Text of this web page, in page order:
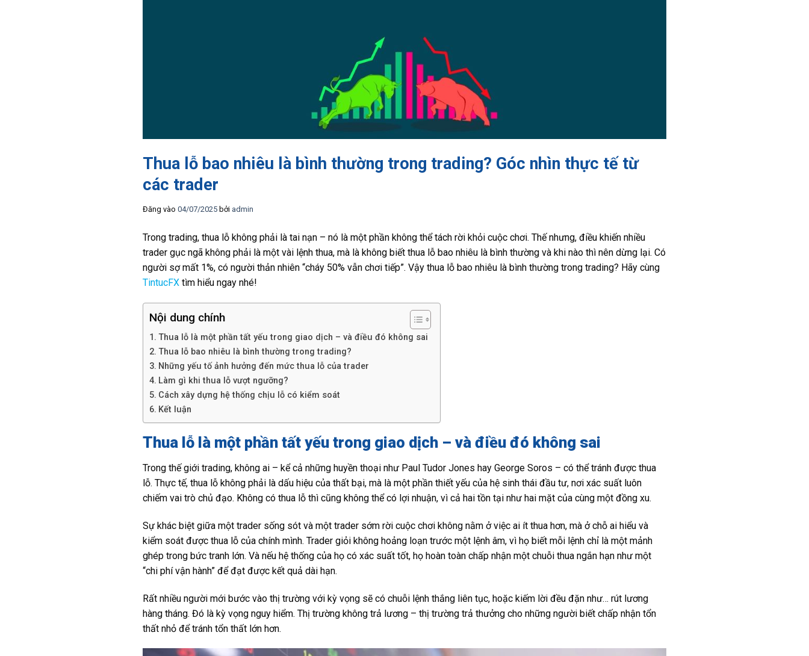
Thua lỗ bao nhiêu là bình thường trong trading? Góc nhìn thực tế từ
các trader
Đăng vào 04/07/2025 bởi admin
Trong trading, thua lỗ không phải là tai nạn – nó là một phần không thể tách rời khỏi cuộc chơi. Thế nhưng, điều khiến nhiều
trader gục ngã không phải là một vài lệnh thua, mà là không biết thua lỗ bao nhiêu là bình thường và khi nào thì nên dừng lại. Có
người sợ mất 1%, có người thản nhiên “cháy 50% vẫn chơi tiếp”. Vậy thua lỗ bao nhiêu là bình thường trong trading? Hãy cùng
TintucFX tìm hiểu ngay nhé!
Nội dung chính
Thua lỗ là một phần tất yếu trong giao dịch – và điều đó không sai
Thua lỗ bao nhiêu là bình thường trong trading?
Những yếu tố ảnh hưởng đến mức thua lỗ của trader
Làm gì khi thua lỗ vượt ngưỡng?
Cách xây dựng hệ thống chịu lỗ có kiểm soát
Kết luận
Thua lỗ là một phần tất yếu trong giao dịch – và điều đó không sai
Trong thế giới trading, không ai – kể cả những huyền thoại như Paul Tudor Jones hay George Soros – có thể tránh được thua
lỗ. Thực tế, thua lỗ không phải là dấu hiệu của thất bại, mà là một phần thiết yếu của hệ sinh thái đầu tư, nơi xác suất luôn
chiếm vai trò chủ đạo. Không có thua lỗ thì cũng không thể có lợi nhuận, vì cả hai tồn tại như hai mặt của cùng một đồng xu.
Sự khác biệt giữa một trader sống sót và một trader sớm rời cuộc chơi không nằm ở việc ai ít thua hơn, mà ở chỗ ai hiểu và
kiểm soát được thua lỗ của chính mình. Trader giỏi không hoảng loạn trước một lệnh âm, vì họ biết mỗi lệnh chỉ là một mảnh
ghép trong bức tranh lớn. Và nếu hệ thống của họ có xác suất tốt, họ hoàn toàn chấp nhận một chuỗi thua ngắn hạn như một
“chi phí vận hành” để đạt được kết quả dài hạn.
Rất nhiều người mới bước vào thị trường với kỳ vọng sẽ có chuỗi lệnh thắng liên tục, hoặc kiếm lời đều đặn như… rút lương
hàng tháng. Đó là kỳ vọng nguy hiểm. Thị trường không trả lương – thị trường trả thưởng cho những người biết chấp nhận tổn
thất nhỏ để tránh tổn thất lớn hơn.